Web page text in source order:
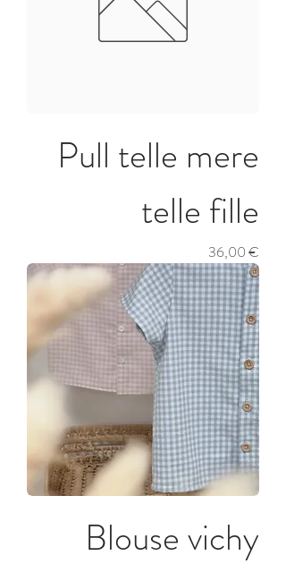
Pull telle mere
telle fille
Prix
36,00 €
Blouse vichy